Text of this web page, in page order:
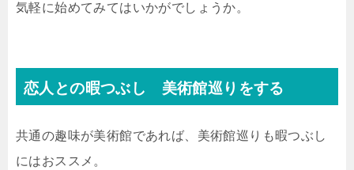
気軽に始めてみてはいかがでしょうか。
恋人との暇つぶし 美術館巡りをする
共通の趣味が美術館であれば、美術館巡りも暇つぶし
にはおススメ。